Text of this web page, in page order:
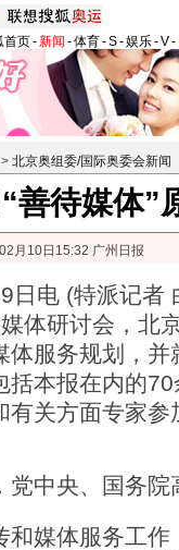
首页-新闻 -体育-S-娱乐-V-
> 北京奥组委/国际奥委会新闻
善待媒体”
月10日15:32 广州日报
电 (特派记者
体研讨会，北
体服务规划，
括本报在内的
有关方面专家参
中央、国务院
体服务工作